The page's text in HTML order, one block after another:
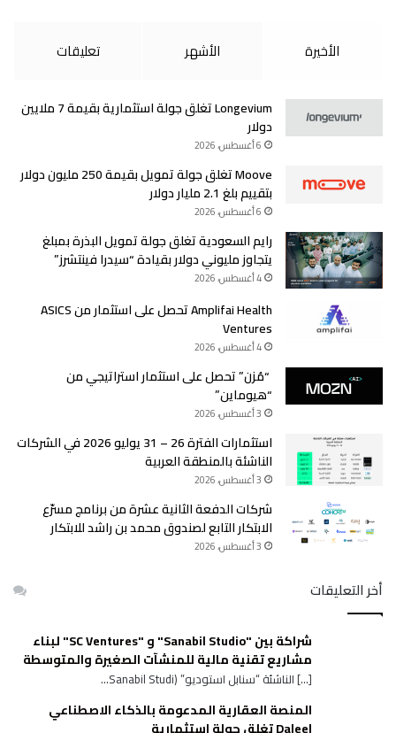
الأخيرة الأشهر تعليقات
Longevium تغلق جولة استثمارية بقيمة 7 ملايين
دولار
6 أغسطس، 2026
Moove تغلق جولة تمويل بقيمة 250 مليون دولار
بتقييم بلغ 2.1 مليار دولار
6 أغسطس، 2026
رايم السعودية تغلق جولة تمويل البذرة بمبلغ
يتجاوز مليوني دولار بقيادة “سيدرا فينتشرز”
4 أغسطس، 2026
Amplifai Health تحصل على استثمار من ASICS
Ventures
4 أغسطس، 2026
“مُزن” تحصل على استثمار استراتيجي من
“هيوماين”
3 أغسطس، 2026
استثمارات الفترة 26 – 31 يوليو 2026 في الشركات
الناشئة بالمنطقة العربية
3 أغسطس، 2026
شركات الدفعة الثانية عشرة من برنامج مسرّع
الابتكار التابع لصندوق محمد بن راشد للابتكار
3 أغسطس، 2026
أخر التعليقات
شراكة بين "Sanabil Studio" و "SC Ventures" لبناء
مشاريع تقنية مالية للمنشآت الصغيرة والمتوسطة
[…] الناشئة “سنابل استوديو” (Sanabil Studi...
المنصة العقارية المدعومة بالذكاء الاصطناعي